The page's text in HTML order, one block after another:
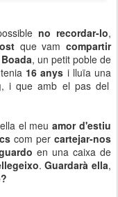
no recordar-lo,
que vam compartir
Boada, un petit poble de
16 anys i lluïa una
, i que amb el pas del
el meuamor d'estiu
com per cartejar-nos
en una caixa de
.Guardarà ella,